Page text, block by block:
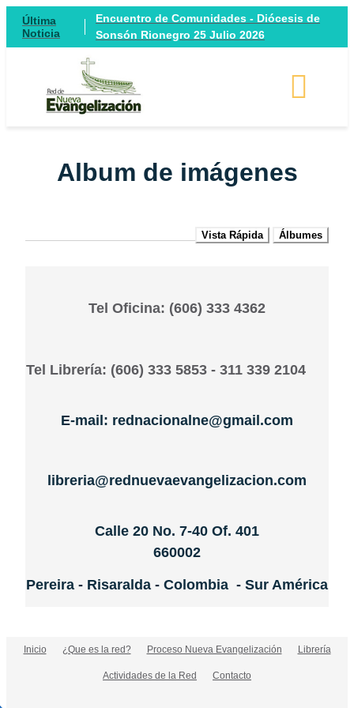
Última
Noticia
Encuentro de Comunidades - Diócesis de
Sonsón Rionegro 25 Julio 2026
Album de imágenes
Vista Rápida Álbumes
Tel Oficina: (606) 333 4362
Tel Librería: (606) 333 5853 - 311 339 2104
E-mail: rednacionalne@gmail.com
libreria@rednuevaevangelizacion.com
Calle 20 No. 7-40 Of. 401
660002
Pereira - Risaralda - Colombia - Sur América
Inicio ¿Que es la red? Proceso Nueva Evangelización Librería
Actividades de la Red Contacto